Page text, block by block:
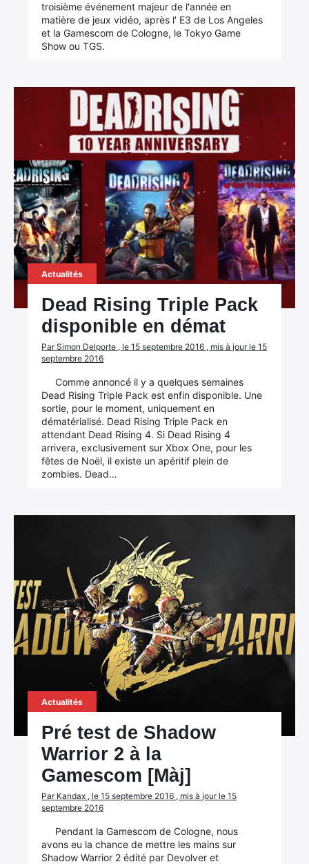
troisième événement majeur de l'année en
matière de jeux vidéo, après l' E3 de Los Angeles
et la Gamescom de Cologne, le Tokyo Game
Show ou TGS.
Actualités
Dead Rising Triple Pack
disponible en démat
Par Simon Delporte , le 15 septembre 2016 , mis à jour le 15
septembre 2016
Comme annoncé il y a quelques semaines
Dead Rising Triple Pack est enfin disponible. Une
sortie, pour le moment, uniquement en
dématérialisé. Dead Rising Triple Pack en
attendant Dead Rising 4. Si Dead Rising 4
arrivera, exclusivement sur Xbox One, pour les
fêtes de Noël, il existe un apéritif plein de
zombies. Dead…
Actualités
Pré test de Shadow
Warrior 2 à la
Gamescom [Màj]
Par Kandax , le 15 septembre 2016 , mis à jour le 15
septembre 2016
Pendant la Gamescom de Cologne, nous
avons eu la chance de mettre les mains sur
Shadow Warrior 2 édité par Devolver et